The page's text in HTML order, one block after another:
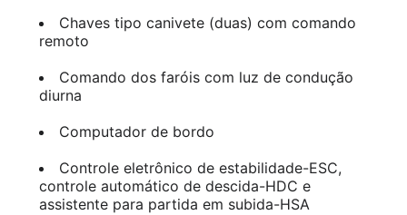
Chaves tipo canivete (duas) com comando
remoto
Comando dos faróis com luz de condução
diurna
Computador de bordo
Controle eletrônico de estabilidade-ESC,
controle automático de descida-HDC e
assistente para partida em subida-HSA